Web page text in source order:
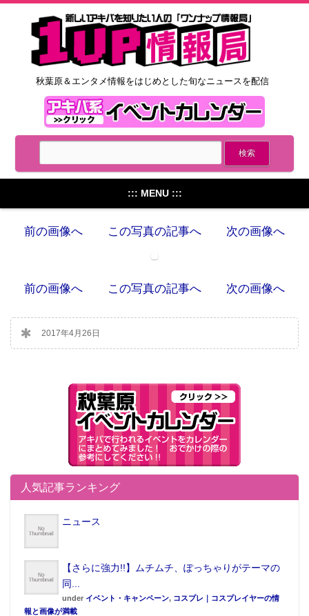
秋葉原＆エンタメ情報をはじめとした旬なニュースを配信
::: MENU :::
前の画像へ この写真の記事へ 次の画像へ
前の画像へ この写真の記事へ 次の画像へ
2017年4月26日
人気記事ランキング
ニュース
【さらに強力!!】ムチムチ、ぽっちゃりがテーマの
同...
under イベント・キャンペーン, コスプレ｜コスプレイヤーの情
報と画像が満載